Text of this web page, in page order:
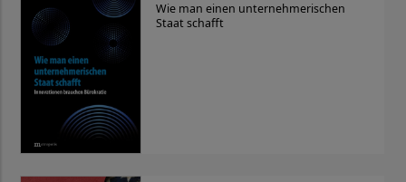
Wie man einen unternehmerischen
Staat schafft